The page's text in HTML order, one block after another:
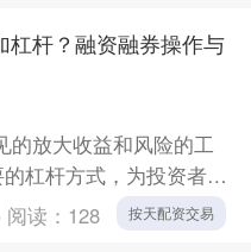
杠杆？融资融券操作与
的放大收益和风险的工
杠杆方式，为投资者提
道。本文将详细解析融
阅读： 128 按天配资交易